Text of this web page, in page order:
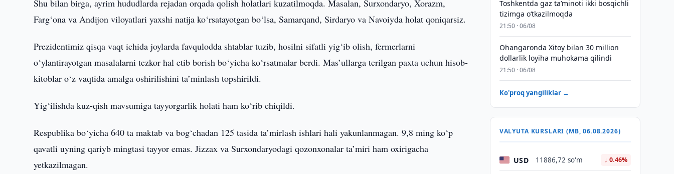
Shu bilan birga, ayrim hududlarda rejadan orqada qolish holatlari kuzatilmoqda. Masalan, Surxondaryo, Xorazm,
Farg‘ona va Andijon viloyatlari yaxshi natija ko‘rsatayotgan bo‘lsa, Samarqand, Sirdaryo va Navoiyda holat qoniqarsiz.
Prezidentimiz qisqa vaqt ichida joylarda favqulodda shtablar tuzib, hosilni sifatli yig‘ib olish, fermerlarni
o‘ylantirayotgan masalalarni tezkor hal etib borish bo‘yicha ko‘rsatmalar berdi. Mas’ullarga terilgan paxta uchun hisob-
kitoblar o‘z vaqtida amalga oshirilishini ta’minlash topshirildi.
Yig‘ilishda kuz-qish mavsumiga tayyorgarlik holati ham ko‘rib chiqildi.
Respublika bo‘yicha 640 ta maktab va bog‘chadan 125 tasida ta’mirlash ishlari hali yakunlanmagan. 9,8 ming ko‘p
qavatli uyning qariyb mingtasi tayyor emas. Jizzax va Surxondaryodagi qozonxonalar ta’miri ham oxirigacha
yetkazilmagan.
Toshkentda gaz taʼminoti ikki bosqichli
tizimga o‘tkazilmoqda
21:50 · 06/08
Ohangaronda Xitoy bilan 30 million
dollarlik loyiha muhokama qilindi
21:50 · 06/08
Ko'proq yangiliklar →
VALYUTA KURSLARI (MB, 06.08.2026)
USD 11886,72 so'm ↓ 0.46%